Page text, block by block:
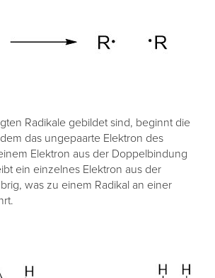
Radikale gebildet sind, beginnt die
das ungepaarte Elektron des
Elektron aus der Doppelbindung
ein einzelnes Elektron aus der
was zu einem Radikal an einer